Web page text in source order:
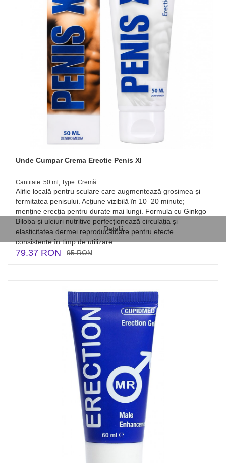
Detalii
Unde Cumpar Crema Erectie Penis Xl
Cantitate: 50 ml, Type: Cremă
Alifie locală pentru sculare care augmentează grosimea și
fermitatea penisului. Acțiune vizibilă în 10–20 minute;
menține erecția pentru durate mai lungi. Formula cu Ginkgo
Biloba și uleiuri nutritive perfecționează circulația și
elasticitatea dermei reproducătoare pentru efecte
consistente în timp de utilizare.
79.37 RON 95 RON